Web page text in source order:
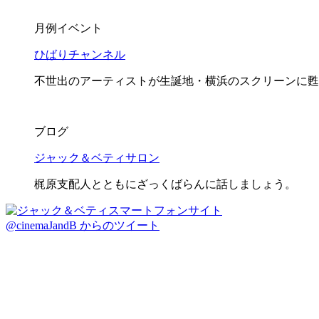
月例イベント
ひばりチャンネル
不世出のアーティストが生誕地・横浜のスクリーンに
ブログ
ジャック＆ベティサロン
梶原支配人とともにざっくばらんに話しましょう。
@cinemaJandB からのツイート